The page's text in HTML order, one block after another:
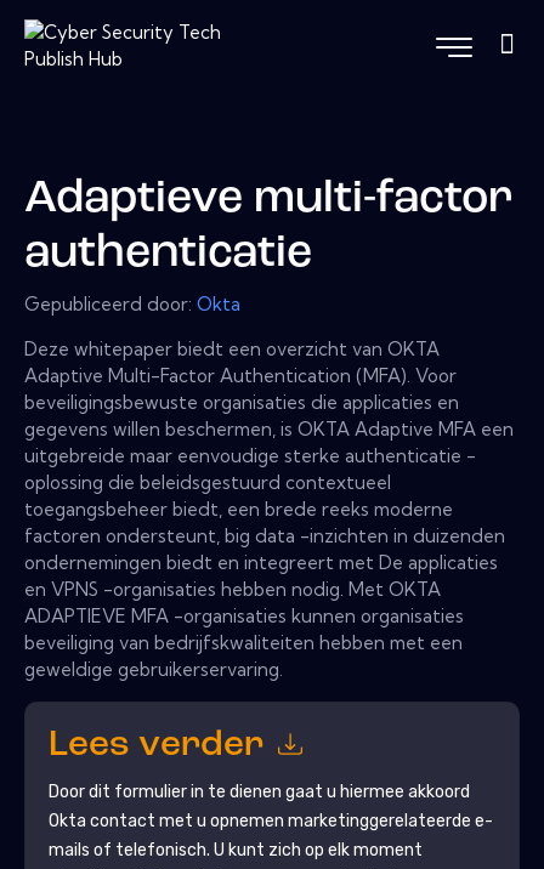
Adaptieve multi-factor
authenticatie
Gepubliceerd door: Okta
Deze whitepaper biedt een overzicht van OKTA
Adaptive Multi-Factor Authentication (MFA). Voor
beveiligingsbewuste organisaties die applicaties en
gegevens willen beschermen, is OKTA Adaptive MFA een
uitgebreide maar eenvoudige sterke authenticatie -
oplossing die beleidsgestuurd contextueel
toegangsbeheer biedt, een brede reeks moderne
factoren ondersteunt, big data -inzichten in duizenden
ondernemingen biedt en integreert met De applicaties
en VPNS -organisaties hebben nodig. Met OKTA
ADAPTIEVE MFA -organisaties kunnen organisaties
beveiliging van bedrijfskwaliteiten hebben met een
geweldige gebruikerservaring.
Lees verder
Door dit formulier in te dienen gaat u hiermee akkoord
Okta contact met u opnemen marketinggerelateerde e-
mails of telefonisch. U kunt zich op elk moment